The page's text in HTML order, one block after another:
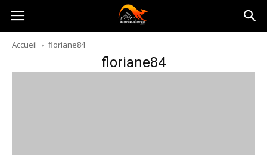
Australia-
australie.com
Accueil floriane84
floriane84